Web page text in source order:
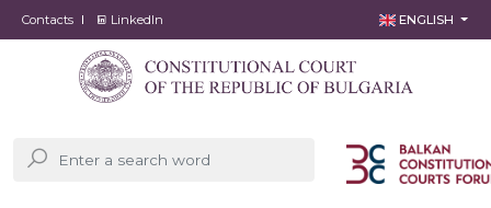
Contacts LinkedIn ENGLISH